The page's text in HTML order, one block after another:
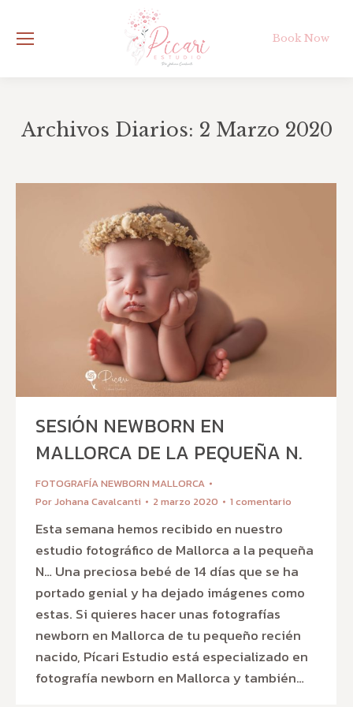
Book Now
Archivos Diarios: 2 Marzo 2020
SESIÓN NEWBORN EN
MALLORCA DE LA PEQUEÑA N.
FOTOGRAFÍA NEWBORN MALLORCA
PorJohana Cavalcanti 2 marzo 2020 1 comentario
Esta semana hemos recibido en nuestro
estudio fotográfico de Mallorca a la pequeña
N… Una preciosa bebé de 14 días que se ha
portado genial y ha dejado imágenes como
estas. Si quieres hacer unas fotografías
newborn en Mallorca de tu pequeño recién
nacido, Pícari Estudio está especializado en
fotografía newborn en Mallorca y también…